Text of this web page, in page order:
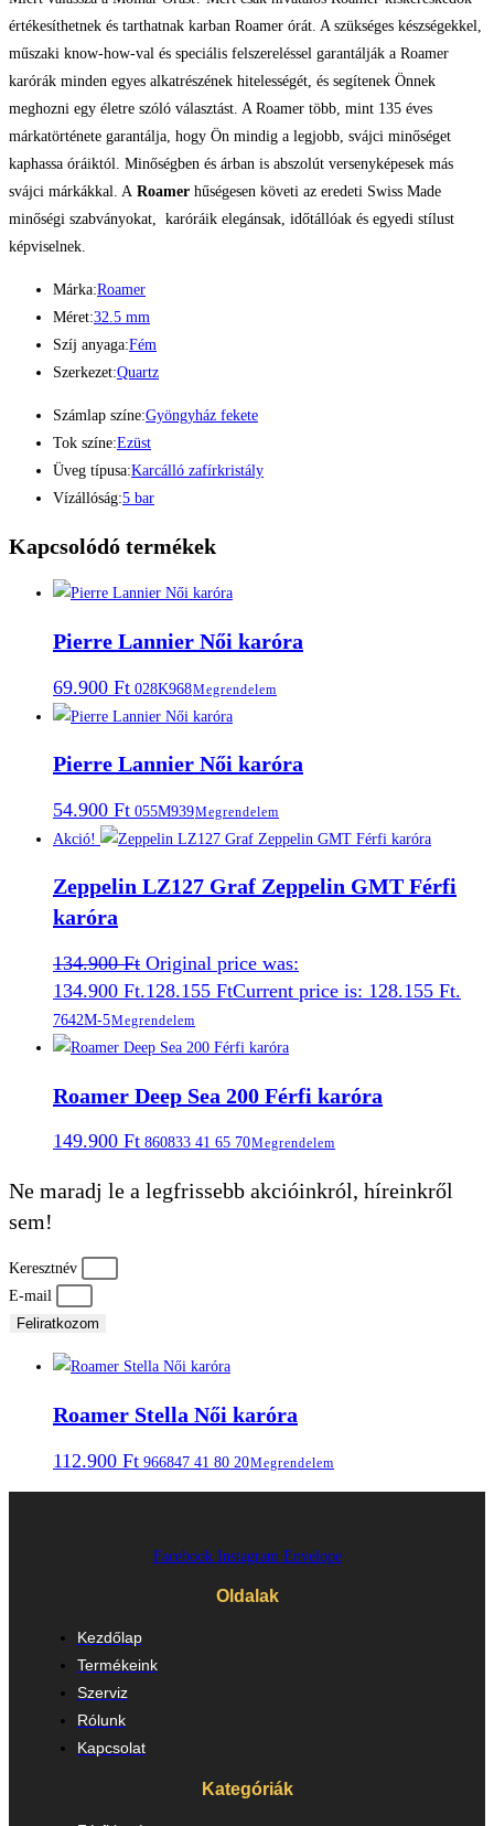
értékesíthetnek és tarthatnak karban Roamer órát. A szükséges készségekkel,
műszaki know-how-val és speciális felszereléssel garantálják a Roamer
karórák minden egyes alkatrészének hitelességét, és segítenek Önnek
meghozni egy életre szóló választást. A Roamer több, mint 135 éves
márkatörténete garantálja, hogy Ön mindig a legjobb, svájci minőséget
kaphassa óráiktól. Minőségben és árban is abszolút versenyképesek más
svájci márkákkal. A Roamer hűségesen követi az eredeti Swiss Made
minőségi szabványokat, karóráik elegánsak, időtállóak és egyedi stílust
képviselnek.
Márka:Roamer
Méret:32.5 mm
Szíj anyaga:Fém
Szerkezet:Quartz
Számlap színe:Gyöngyház fekete
Tok színe:Ezüst
Üveg típusa:Karcálló zafírkristály
Vízállóság:5 bar
Kapcsolódó termékek
Pierre Lannier Női karóra
69.900 Ft 028K968Megrendelem
Pierre Lannier Női karóra
54.900 Ft 055M939Megrendelem
Akció!
Zeppelin LZ127 Graf Zeppelin GMT Férfi
karóra
134.900Ft Original price was:
134.900 Ft.128.155 FtCurrent price is: 128.155 Ft.
7642M-5Megrendelem
Roamer Deep Sea 200 Férfi karóra
149.900 Ft 860833 41 65 70Megrendelem
Ne maradj le a legfrissebb akcióinkról, híreinkről
sem!
Keresztnév
E-mail
Feliratkozom
Roamer Stella Női karóra
112.900 Ft 966847 41 80 20Megrendelem
Facebook Instagram Envelope
Oldalak
Kezdőlap
Termékeink
Szerviz
Rólunk
Kapcsolat
Kategóriák